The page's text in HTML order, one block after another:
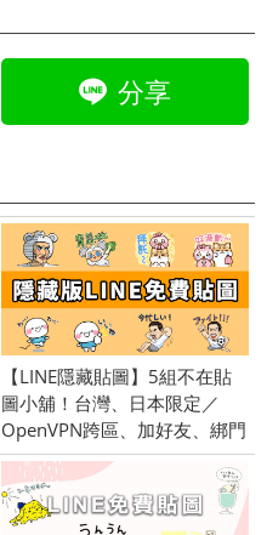
分享
【LINE隱藏貼圖】5組不在貼
圖小舖！台灣、日本限定／
OpenVPN跨區、加好友、綁門
號／2024/4/24